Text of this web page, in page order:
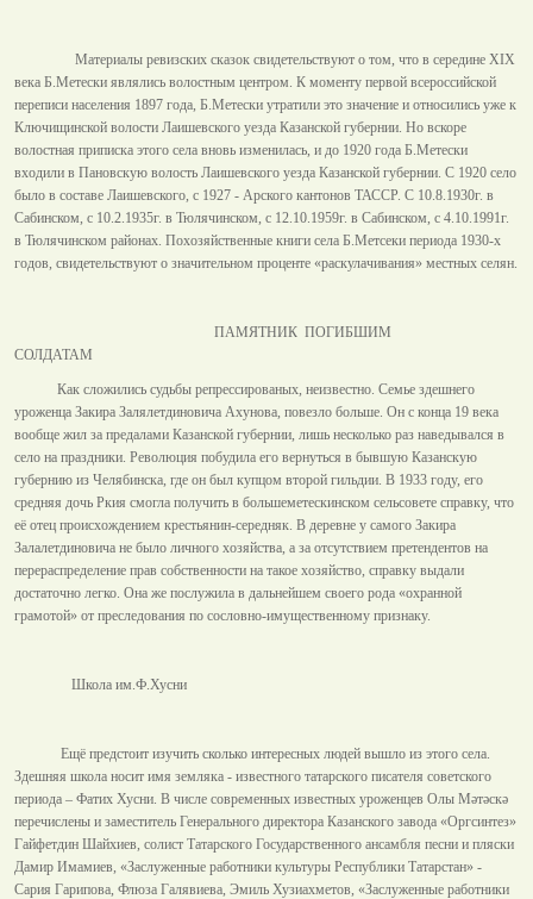
Материалы ревизских сказок свидетельствуют о том, что в середине XIX
века Б.Метески являлись волостным центром. К моменту первой всероссийской
переписи населения 1897 года, Б.Метески утратили это значение и относились уже к
Ключищинской волости Лаишевского уезда Казанской губернии. Но вскоре
волостная приписка этого села вновь изменилась, и до 1920 года Б.Метески
входили в Пановскую волость Лаишевского уезда Казанской губернии. С 1920 село
было в составе Лаишевского, с 1927 - Арского кантонов ТАССР. С 10.8.1930г. в
Сабинском, с 10.2.1935г. в Тюлячинском, с 12.10.1959г. в Сабинском, с 4.10.1991г.
в Тюлячинском районах. Похозяйственные книги села Б.Метсеки периода 1930-х
годов, свидетельствуют о значительном проценте «раскулачивания» местных селян.
ПАМЯТНИК ПОГИБШИМ
СОЛДАТАМ
Как сложились судьбы репрессированых, неизвестно. Семье здешнего
уроженца Закира Залялетдиновича Ахунова, повезло больше. Он с конца 19 века
вообще жил за предалами Казанской губернии, лишь несколько раз наведывался в
село на праздники. Революция побудила его вернуться в бывшую Казанскую
губернию из Челябинска, где он был купцом второй гильдии. В 1933 году, его
средняя дочь Ркия смогла получить в большеметескинском сельсовете справку, что
её отец происхождением крестьянин-середняк. В деревне у самого Закира
Залалетдиновича не было личного хозяйства, а за отсутствием претендентов на
перераспределение прав собственности на такое хозяйство, справку выдали
достаточно легко. Она же послужила в дальнейшем своего рода «охранной
грамотой» от преследования по сословно-имущественному признаку.
Школа им.Ф.Хусни
Ещё предстоит изучить сколько интересных людей вышло из этого села.
Здешняя школа носит имя земляка - известного татарского писателя советского
периода – Фатих Хусни. В числе современных известных уроженцев Олы Мәтәскә
перечислены и заместитель Генерального директора Казанского завода «Оргсинтез»
Гайфетдин Шайхиев, солист Татарского Государственного ансамбля песни и пляски
Дамир Имамиев, «Заслуженные работники культуры Республики Татарстан» -
Сария Гарипова, Флюза Галявиева, Эмиль Хузиахметов, «Заслуженные работники